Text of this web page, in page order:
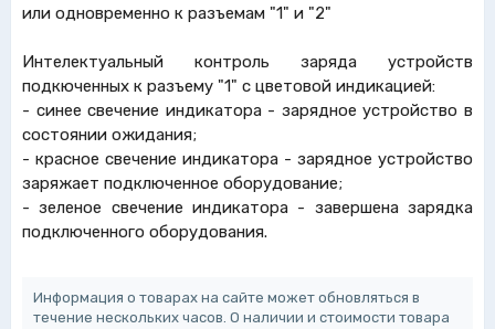
или одновременно к разъемам "1" и "2"
Интелектуальный контроль заряда устройств
подкюченных к разъему "1" с цветовой индикацией:
- синее свечение индикатора - зарядное устройство в
состоянии ожидания;
- красное свечение индикатора - зарядное устройство
заряжает подключенное оборудование;
- зеленое свечение индикатора - завершена зарядка
подключенного оборудования.
Информация о товарах на сайте может обновляться в
течение нескольких часов. О наличии и стоимости товара